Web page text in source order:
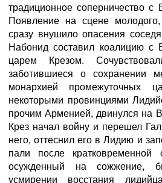
традиционное соперничество
Появление на сцене молодого,
сразу внушило опасения
Набонид составил коалицию с
царем Крезом.
заботившиеся о сохранении
монархией промежуточных
некоторыми провинциями
прочим Арменией, двинулся на
Крез начал войну и перешел
него, оттеснил его в Лидию и
пали после
осужденный на сожжение,
усмирении восстания